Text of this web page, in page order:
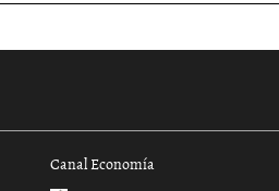
Canal Economía